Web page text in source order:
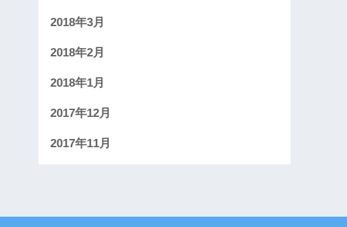
2018年3月
2018年2月
2018年1月
2017年12月
2017年11月